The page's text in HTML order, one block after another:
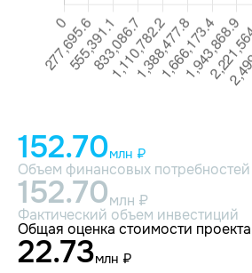
152.70млн ₽
Объем финансовых потребностей
152.70млн ₽
Фактический объем инвестиций
Общая оценка стоимости
22.73млн ₽